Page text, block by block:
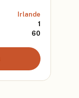
Irlande
1
60